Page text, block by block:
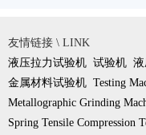
友情链接 \ LINK
液压拉力试验机 试验机
金属材料试验机 Testing
Metallographic Grinding
Spring Tensile Compression